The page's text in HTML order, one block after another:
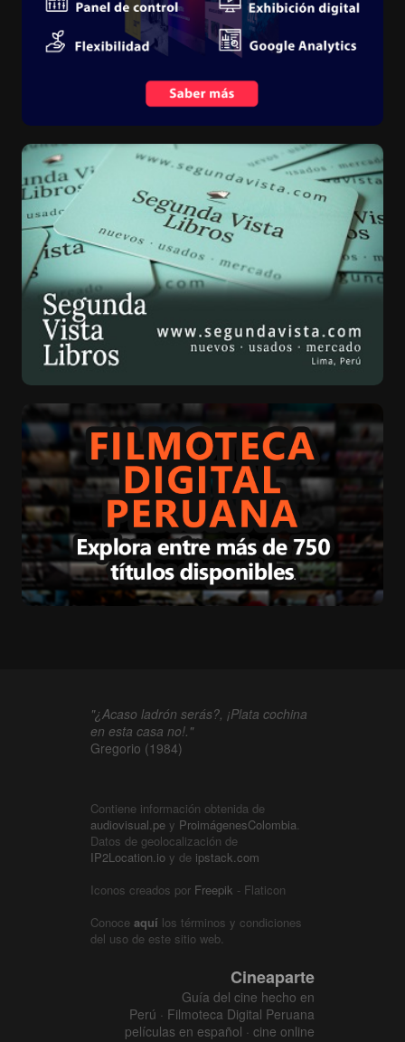
"¿Acaso ladrón serás?, ¡Plata cochina
en esta casa no!."
Gregorio (1984)
Contiene información obtenida de
audiovisual.pe y ProimágenesColombia.
Datos de geolocalización de
IP2Location.io y de ipstack.com
Iconos creados por Freepik - Flaticon
Conoce aquí los términos y condiciones
del uso de este sitio web.
Cineaparte
Guía del cine hecho en
Perú · Filmoteca Digital Peruana
películas en español · cine online